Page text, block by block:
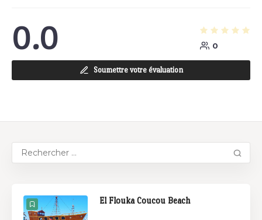
0.0 0
Soumettre votre évaluation
El Flouka Coucou Beach